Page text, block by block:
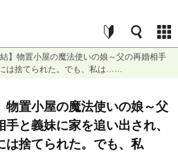
結】物置小屋の魔法使いの娘～父の再婚相手
は捨てられた。でも、私は……
物置小屋の魔法使いの娘～父
手と義妹に家を追い出され、
は捨てられた。でも、私